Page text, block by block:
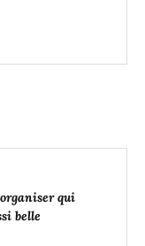
qui
belle